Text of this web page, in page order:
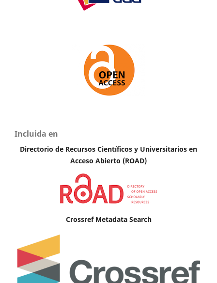
Incluida en
Directorio de Recursos Científicos y Universitarios en
Acceso Abierto (ROAD)
Crossref Metadata Search